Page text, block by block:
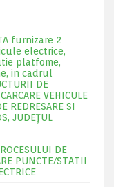
furnizare 2
electrice,
platfome,
in cadrul
DE
VEHICULE
REDRESARE SI
JUDEŢUL
DE
PUNCTE/STATII